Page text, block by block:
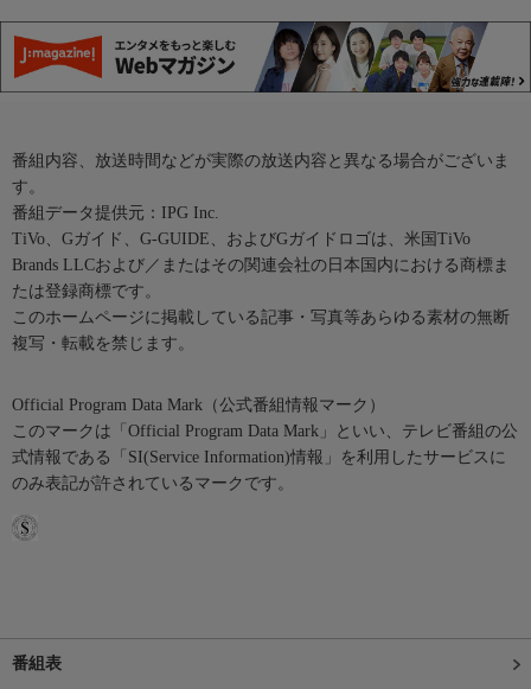
番組内容、放送時間などが実際の放送内容と異なる場合がございま
す。
番組データ提供元：IPG Inc.
TiVo、Gガイド、G-GUIDE、およびGガイドロゴは、米国TiVo
Brands LLCおよび／またはその関連会社の日本国内における商標ま
たは登録商標です。
このホームページに掲載している記事・写真等あらゆる素材の無断
複写・転載を禁じます。
Official Program Data Mark（公式番組情報マーク）
このマークは「Official Program Data Mark」といい、テレビ番組の公
式情報である「SI(Service Information)情報」を利用したサービスに
のみ表記が許されているマークです。
番組表